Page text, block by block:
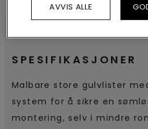
SPESIFIKASJONER
Malbare store gulvlister
system for å sikre en
montering, selv i mindre
AVVIS ALLE